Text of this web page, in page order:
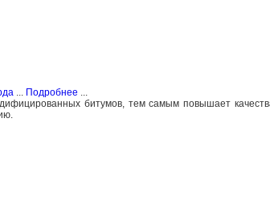
... Подробнее ...
битумов, тем самым повышает